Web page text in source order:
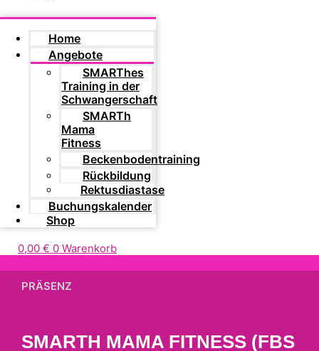
Home
Angebote
SMARThes
Training in der
Schwangerschaft
SMARTh
Mama
Fitness
Beckenbodentraining
Rückbildung
Rektusdiastase
Buchungskalender
Shop
0,00 € 0 Warenkorb
PRÄSENZ
SMARTH MAMA FITNESS (FBS